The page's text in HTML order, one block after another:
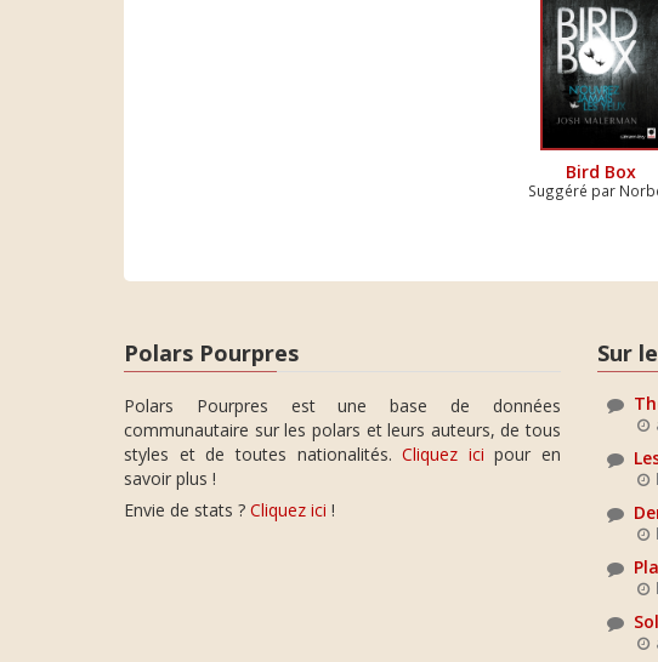
Bird Box
Suggéré par
Polars Pourpres
Polars Pourpres est une base de données
communautaire sur les polars et leurs auteurs, de tous
styles et de toutes nationalités.Cliquez ici pour en
savoir plus !
Envie de stats ? Cliquez ici !
Sur